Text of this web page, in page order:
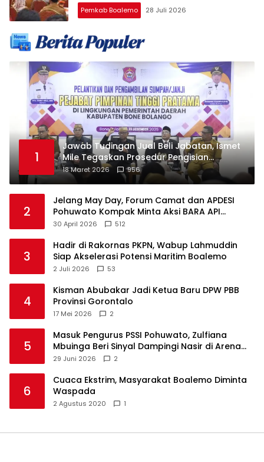
Pemkab Boalemo 28 Juli 2026
1
Jawab Tudingan Jual Beli Jabatan, Ismet
Mile Tegaskan Prosedur Pengisian
Jabatan
18 Maret 2026 956
2
Jelang May Day, Forum Camat dan APDESI
Pohuwato Kompak Minta Aksi BARA API
Ditunda
30 April 2026 512
3
Hadir di Rakornas PKPN, Wabup Lahmuddin
Siap Akselerasi Potensi Maritim Boalemo
2 Juli 2026 53
4
Kisman Abubakar Jadi Ketua Baru DPW PBB
Provinsi Gorontalo
17 Mei 2026 2
5
Masuk Pengurus PSSI Pohuwato, Zulfiana
Mbuinga Beri Sinyal Dampingi Nasir di Arena
Politik ?
29 Juni 2026 2
6
Cuaca Ekstrim, Masyarakat Boalemo Diminta
Waspada
2 Agustus 2020 1